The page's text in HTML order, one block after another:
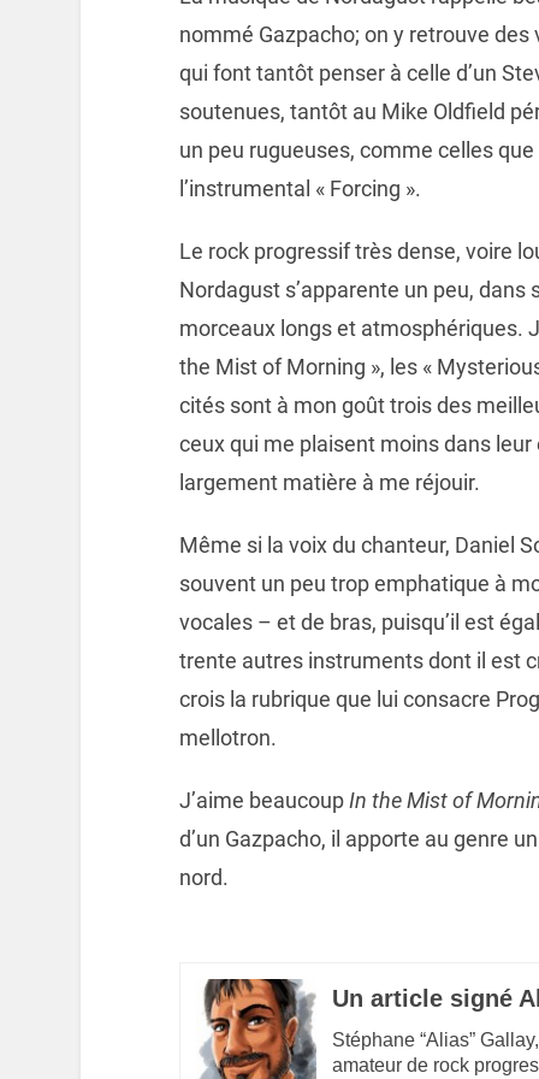
nommé Gazpacho; on y retrouve
qui font tantôt penser à celle d’un
soutenues, tantôt au Mike Oldfield
un peu rugueuses, comme celles
l’instrumental « Forcing ».
Le rock progressif très dense, voire
Nordagust s’apparente un peu,
morceaux longs et atmosphériques.
the Mist of Morning », les «
cités sont à mon goût trois des
ceux qui me plaisent moins dans
largement matière à me réjouir.
Même si la voix du chanteur, Daniel
souvent un peu trop emphatique à
vocales – et de bras, puisqu’il est
trente autres instruments dont il est
crois la rubrique que lui consacre
mellotron.
J’aime beaucoup In the Mist of
d’un Gazpacho, il apporte au genre
nord.
Un article signé
Stéphane “Alias”
amateur de rock